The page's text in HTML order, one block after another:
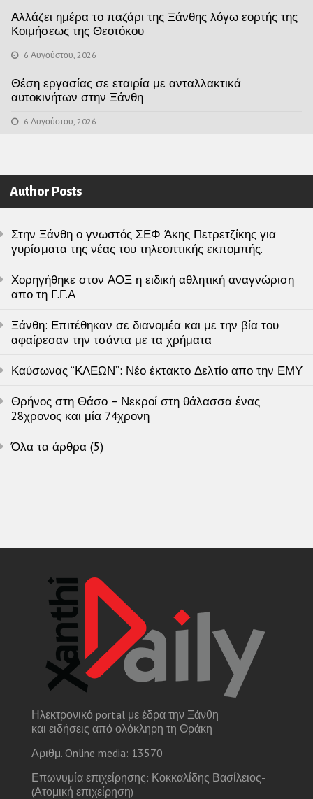
Αλλάζει ημέρα το παζάρι της Ξάνθης λόγω εορτής της
Κοιμήσεως της Θεοτόκου
6 Αυγούστου, 2026
Θέση εργασίας σε εταιρία με ανταλλακτικά
αυτοκινήτων στην Ξάνθη
6 Αυγούστου, 2026
Author Posts
Στην Ξάνθη ο γνωστός ΣΕΦ Άκης Πετρετζίκης για
γυρίσματα της νέας του τηλεοπτικής εκπομπής.
Χορηγήθηκε στον ΑΟΞ η ειδική αθλητική αναγνώριση
απο τη Γ.Γ.Α
Ξάνθη: Επιτέθηκαν σε διανομέα και με την βία του
αφαίρεσαν την τσάντα με τα χρήματα
Καύσωνας “ΚΛΕΩΝ”: Νέο έκτακτο Δελτίο απο την ΕΜΥ
Θρήνος στη Θάσο – Νεκροί στη θάλασσα ένας
28χρονος και μία 74χρονη
Όλα τα άρθρα (5)
Ηλεκτρονικό portal με έδρα την Ξάνθη
και ειδήσεις από ολόκληρη τη Θράκη
Αριθμ. Online media: 13570
Επωνυμία επιχείρησης: Κοκκαλίδης Βασίλειος-
(Ατομική επιχείρηση)